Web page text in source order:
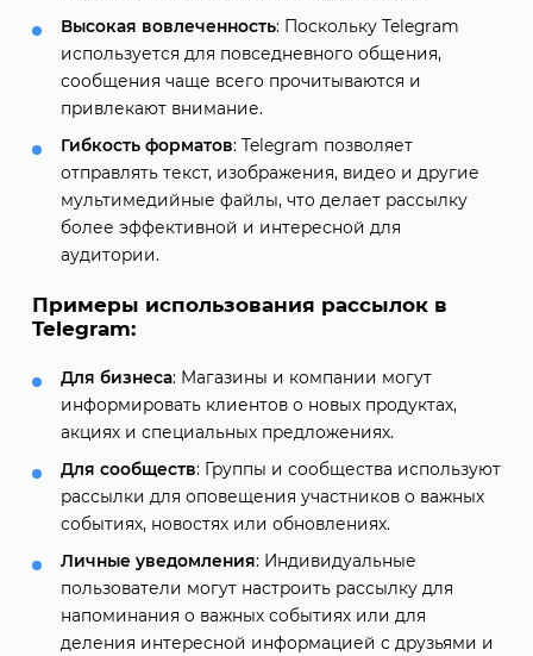
Высокая вовлеченность: Поскольку Telegram
используется для повседневного общения,
сообщения чаще всего прочитываются и
привлекают внимание.
Гибкость форматов: Telegram позволяет
отправлять текст, изображения, видео и другие
мультимедийные файлы, что делает рассылку
более эффективной и интересной для
аудитории.
Примеры использования рассылок в
Telegram:
Для бизнеса: Магазины и компании могут
информировать клиентов о новых продуктах,
акциях и специальных предложениях.
Для сообществ: Группы и сообщества используют
рассылки для оповещения участников о важных
событиях, новостях или обновлениях.
Личные уведомления: Индивидуальные
пользователи могут настроить рассылку для
напоминания о важных событиях или для
деления интересной информацией с друзьями и